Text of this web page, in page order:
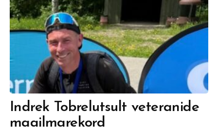
Indrek Tobrelutsult veteranide
maailmarekord